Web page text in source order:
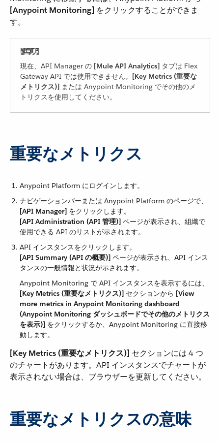
[Anypoint Monitoring] ​ をクリックすることができま
す。
現在、API Manager の ​ [Mule API Analytics] ​ タブは Flex
Gateway API では使用できません。​ [Key Metrics (重要な
メトリクス)] ​ または Anypoint Monitoring でその他のメ
トリクスを使用してください。
重要なメトリクス
Anypoint Platform にログインします。
ナビゲーションバーまたは Anypoint Platform のページで、​
[API Manager] ​ をクリックします。
[API Administration (API 管理)] ​ ページが表示され、組織で
使用できる API のリストが示されます。
API インスタンスをクリックします。
[API Summary (API の概要)] ​ ページが表示され、API インス
タンスの一般情報と状況が示されます。
Anypoint Monitoring で API インスタンスを表示するには、​
[Key Metrics (重要なメトリクス)] ​ セクションから ​ [View
more metrics in Anypoint Monitoring dashboard
(Anypoint Monitoring ダッシュボードでその他のメトリクス
を表示)] ​ をクリックするか、Anypoint Monitoring に直接移
動します。
[Key Metrics (重要なメトリクス)] ​ セクションには 4 つ
のチャートがあります。API インスタンスでチャートが
表示されない場合は、ブラウザーを更新してください。
重要なメトリクスの意味